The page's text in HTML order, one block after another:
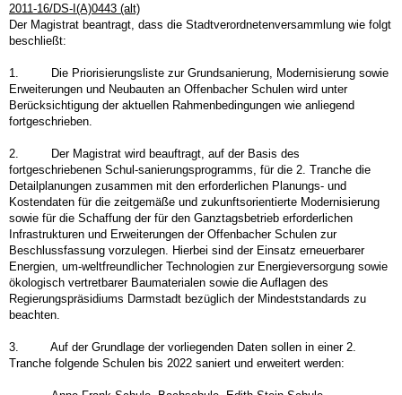
2011-16/DS-I(A)0443 (alt)
Der Magistrat beantragt, dass die Stadtverordnetenversammlung wie folgt
beschließt:
1. Die Priorisierungsliste zur Grundsanierung, Modernisierung sowie
Erweiterungen und Neubauten an Offenbacher Schulen wird unter
Berücksichtigung der aktuellen Rahmenbedingungen wie anliegend
fortgeschrieben.
2. Der Magistrat wird beauftragt, auf der Basis des
fortgeschriebenen Schul-sanierungsprogramms, für die 2. Tranche die
Detailplanungen zusammen mit den erforderlichen Planungs- und
Kostendaten für die zeitgemäße und zukunftsorientierte Modernisierung
sowie für die Schaffung der für den Ganztagsbetrieb erforderlichen
Infrastrukturen und Erweiterungen der Offenbacher Schulen zur
Beschlussfassung vorzulegen. Hierbei sind der Einsatz erneuerbarer
Energien, um-weltfreundlicher Technologien zur Energieversorgung sowie
ökologisch vertretbarer Baumaterialen sowie die Auflagen des
Regierungspräsidiums Darmstadt bezüglich der Mindeststandards zu
beachten.
3. Auf der Grundlage der vorliegenden Daten sollen in einer 2.
Tranche folgende Schulen bis 2022 saniert und erweitert werden: